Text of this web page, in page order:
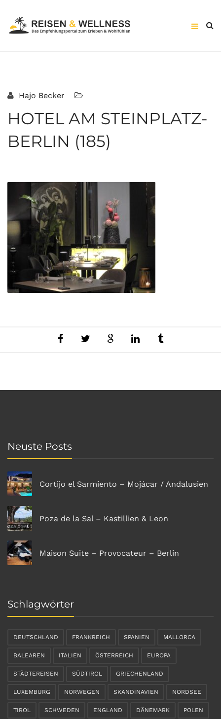
Hajo Becker
HOTEL AM STEINPLATZ-
BERLIN (185)
Neuste Posts
Cortijo el Sarmiento – Mojácar / Andalusien
Poza de la Sal – Kastillien & Leon
Maison Suite – Provocateur – Berlin
Schlagwörter
DEUTSCHLAND FRANKREICH SPANIEN MALLORCA
BALEAREN ITALIEN ÖSTERREICH EUROPA
STÄDTEREISEN SÜDTIROL GRIECHENLAND
LUXEMBURG NORWEGEN SKANDINAVIEN NORDSEE
TIROL SCHWEDEN ENGLAND DÄNEMARK POLEN